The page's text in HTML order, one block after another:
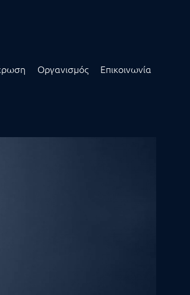
Οργανισμός Επικοινωνία